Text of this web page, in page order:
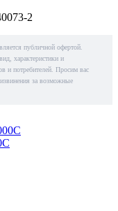
2
публичной офертой.
характеристики и
и потребителей. Просим вас
за возможные